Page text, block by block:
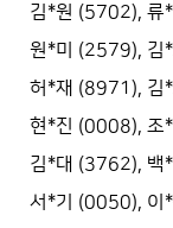
김*원 (5702), 류
원*미 (2579), 김
허*재 (8971), 김
현*진 (0008), 조
김*대 (3762), 백
서*기 (0050), 이